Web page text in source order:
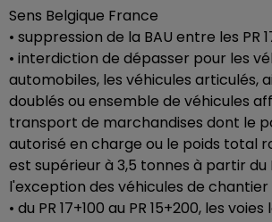
Sens Belgique France
• suppression de la BAU entre les PR
• interdiction de dépasser pour les
automobiles, les véhicules articulés,
doublés ou ensemble de véhicules
transport de marchandises dont le
autorisé en charge ou le poids total
est supérieur à 3,5 tonnes à partir du
l'exception des véhicules de chantier
• du PR 17+100 au PR 15+200, les